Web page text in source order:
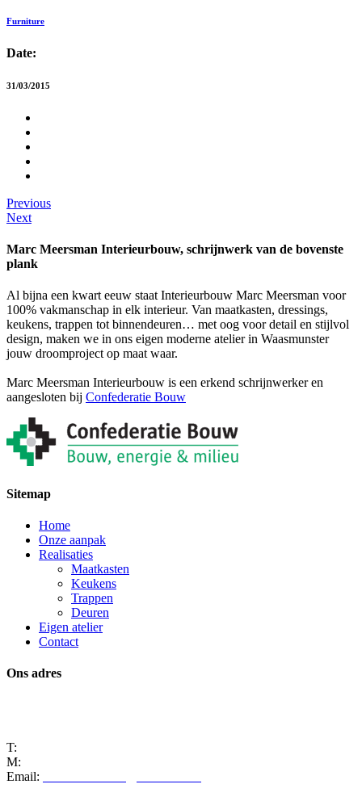
Furniture
Date:
31/03/2015
Previous
Next
Marc Meersman Interieurbouw, schrijnwerk van de bovenste
plank
Al bijna een kwart eeuw staat Interieurbouw Marc Meersman voor
100% vakmanschap in elk interieur. Van maatkasten, dressings,
keukens, trappen tot binnendeuren… met oog voor detail en stijlvol
design, maken we in ons eigen moderne atelier in Waasmunster
jouw droomproject op maat waar.
Marc Meersman Interieurbouw is een erkend schrijnwerker en
aangesloten bij Confederatie Bouw
Sitemap
Home
Onze aanpak
Realisaties
Maatkasten
Keukens
Trappen
Deuren
Eigen atelier
Contact
Ons adres
T:
M:
Email: